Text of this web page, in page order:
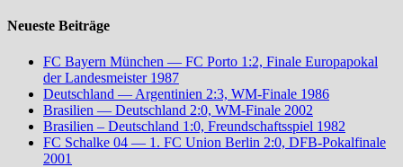
Neueste Beiträge
FC Bayern München — FC Porto 1:2, Finale Europapokal
der Landesmeister 1987
Deutschland — Argentinien 2:3, WM-Finale 1986
Brasilien — Deutschland 2:0, WM-Finale 2002
Brasilien – Deutschland 1:0, Freundschaftsspiel 1982
FC Schalke 04 — 1. FC Union Berlin 2:0, DFB-Pokalfinale
2001